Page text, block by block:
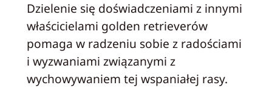
Dzielenie się doświadczeniami z innymi
właścicielami golden retrieverów
pomaga w radzeniu sobie z radościami
i wyzwaniami związanymi z
wychowywaniem tej wspaniałej rasy.